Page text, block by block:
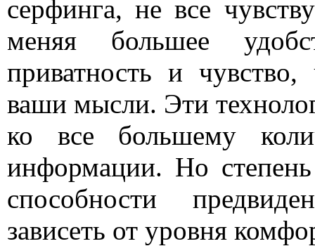
серфинга, не все
меняя большее
приватность и
ваши мысли. Эти
ко все большему
информации. Но
способности
зависеть от уровня